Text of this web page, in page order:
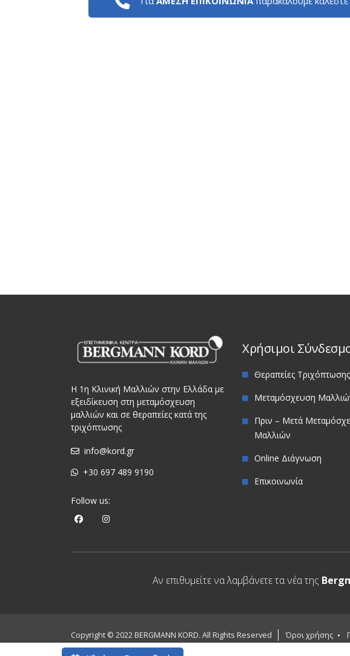
Η 1η Κλινική Μαλλιών στην Ελλάδα με
εξειδίκευση στη μεταμόσχευση
μαλλιών και σε θεραπείες κατά της
τριχόπτωσης
info@kord.gr
+30 697 489 9190
Follow us:
Χρήσιμοι
Θεραπείες Τριχόπτωσης
Μεταμόσχευση
Πριν – Μετά
Μαλλιών
Online Διάγνωση
Επικοινωνία
Αν επιθυμείτε να λαμβάνετε τα νέα της
Copyright © 2022 BERGMANN KORD. All Rights Reserved Όροι χρήσης